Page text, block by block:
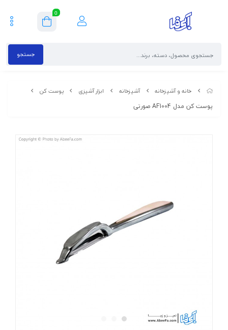
0
جستجو
خانه و آشپزخانه آشپزخانه ابزار آشپزی پوست کن
پوست کن مدل AF1004 صورتی